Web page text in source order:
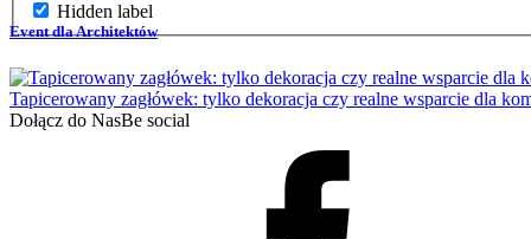
Hidden label
Event dla Architektów
Tapicerowany zagłówek: tylko dekoracja czy realne wsparcie dla
Dołącz do NasBe social